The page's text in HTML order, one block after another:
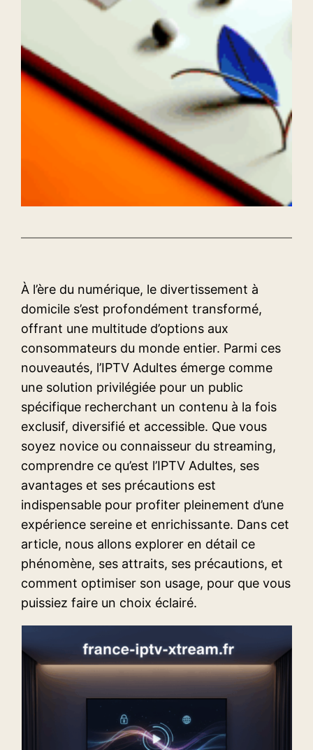
À l’ère du numérique, le divertissement à
domicile s’est profondément transformé,
offrant une multitude d’options aux
consommateurs du monde entier. Parmi ces
nouveautés, l’IPTV Adultes émerge comme
une solution privilégiée pour un public
spécifique recherchant un contenu à la fois
exclusif, diversifié et accessible. Que vous
soyez novice ou connaisseur du streaming,
comprendre ce qu’est l’IPTV Adultes, ses
avantages et ses précautions est
indispensable pour profiter pleinement d’une
expérience sereine et enrichissante. Dans cet
article, nous allons explorer en détail ce
phénomène, ses attraits, ses précautions, et
comment optimiser son usage, pour que vous
puissiez faire un choix éclairé.